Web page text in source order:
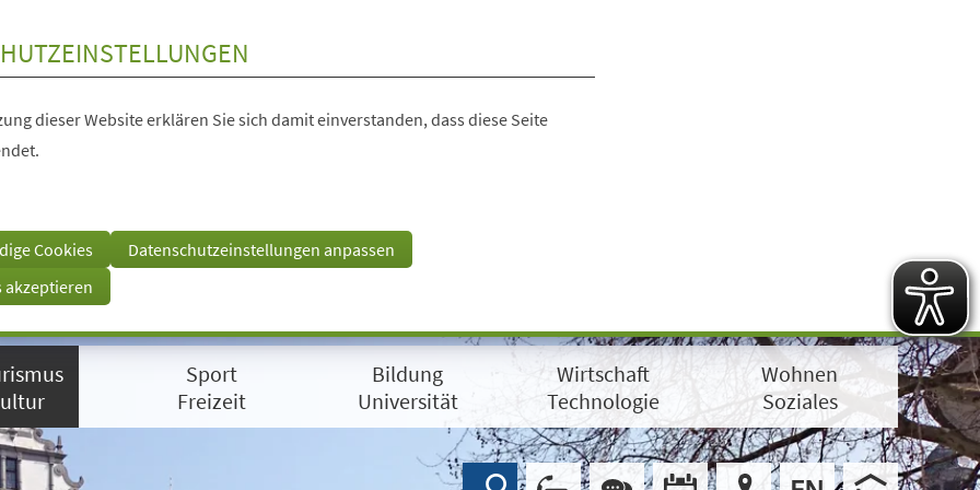
dieser Website erklären Sie sich damit einverstanden, dass diese Seite
Cookies
Datenschutzeinstellungen anpassen
akzeptieren
Sport
Freizeit
Bildung
Universität
Wirtschaft
Technologie
Wohnen
Soziales